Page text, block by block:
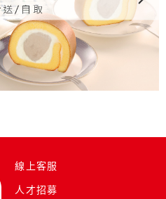
線上客服
人才招募